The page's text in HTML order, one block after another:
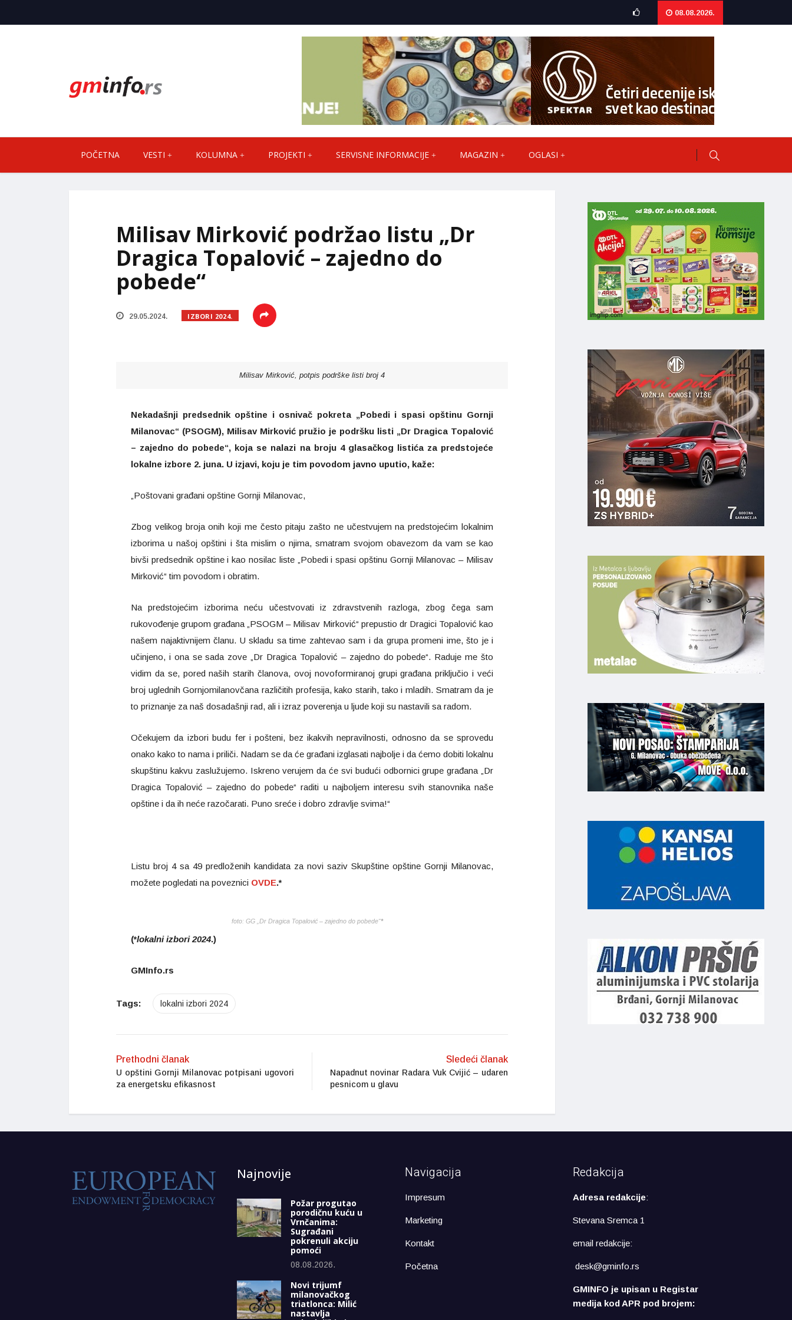
08.08.2026.
POČETNA VESTI KOLUMNA PROJEKTI SERVISNE INFORMACIJE MAGAZIN OGLASI
Milisav Mirković podržao listu „Dr
Dragica Topalović – zajedno do
pobede“
29.05.2024. IZBORI 2024.
Milisav Mirković, potpis podrške listi broj 4
Nekadašnji predsednik opštine i osnivač pokreta „Pobedi i spasi opštinu Gornji
Milanovac“ (PSOGM), Milisav Mirković pružio je podršku listi „Dr Dragica Topalović
– zajedno do pobede“, koja se nalazi na broju 4 glasačkog listića za predstojeće
lokalne izbore 2. juna. U izjavi, koju je tim povodom javno uputio, kaže:
„Poštovani građani opštine Gornji Milanovac,
Zbog velikog broja onih koji me često pitaju zašto ne učestvujem na predstojećim lokalnim
izborima u našoj opštini i šta mislim o njima, smatram svojom obavezom da vam se kao
bivši predsednik opštine i kao nosilac liste „Pobedi i spasi opštinu Gornji Milanovac – Milisav
Mirković“ tim povodom i obratim.
Na predstojećim izborima neću učestvovati iz zdravstvenih razloga, zbog čega sam
rukovođenje grupom građana „PSOGM – Milisav Mirković“ prepustio dr Dragici Topalović kao
našem najaktivnijem članu. U skladu sa time zahtevao sam i da grupa promeni ime, što je i
učinjeno, i ona se sada zove „Dr Dragica Topalović – zajedno do pobede“. Raduje me što
vidim da se, pored naših starih članova, ovoj novoformiranoj grupi građana priključio i veći
broj uglednih Gornjomilanovčana različitih profesija, kako starih, tako i mladih. Smatram da je
to priznanje za naš dosadašnji rad, ali i izraz poverenja u ljude koji su nastavili sa radom.
Očekujem da izbori budu fer i pošteni, bez ikakvih nepravilnosti, odnosno da se sprovedu
onako kako to nama i priliči. Nadam se da će građani izglasati najbolje i da ćemo dobiti lokalnu
skupštinu kakvu zaslužujemo. Iskreno verujem da će svi budući odbornici grupe građana „Dr
Dragica Topalović – zajedno do pobede“ raditi u najboljem interesu svih stanovnika naše
opštine i da ih neće razočarati. Puno sreće i dobro zdravlje svima!“
Listu broj 4 sa 49 predloženih kandidata za novi saziv Skupštine opštine Gornji Milanovac,
možete pogledati na poveznici OVDE.*
foto: GG „Dr Dragica Topalović – zajedno do pobede“*
(*lokalni izbori 2024.)
GMInfo.rs
Tags: lokalni izbori 2024
Prethodni članak
U opštini Gornji Milanovac potpisani ugovori
za energetsku efikasnost
Sledeći članak
Napadnut novinar Radara Vuk Cvijić – udaren
pesnicom u glavu
Najnovije
Požar progutao
porodičnu kuću u
Vrnčanima:
Sugrađani
pokrenuli akciju
pomoći
08.08.2026.
Novi trijumf
milanovačkog
triatlonca: Milić
nastavlja
Navigacija
Impresum
Marketing
Kontakt
Početna
Redakcija
Adresa redakcije:
Stevana Sremca 1
email redakcije:
desk@gminfo.rs
GMINFO je upisan u Registar
medija kod APR pod brojem: